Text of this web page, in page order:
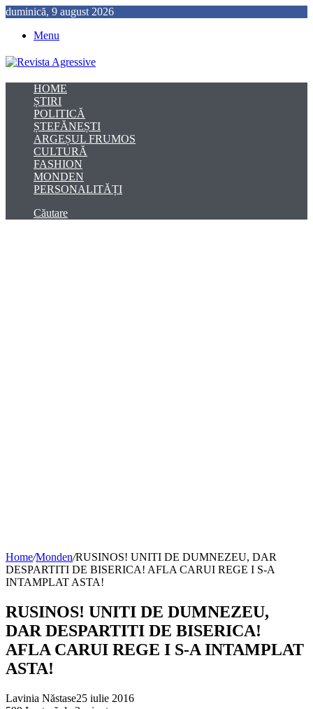
duminică, 9 august 2026
Menu
HOME
ȘTIRI
POLITICĂ
ȘTEFĂNEȘTI
ARGEȘUL FRUMOS
CULTURĂ
FASHION
MONDEN
PERSONALITĂȚI
Căutare
Home/Monden/RUSINOS! UNITI DE DUMNEZEU, DAR
DESPARTITI DE BISERICA! AFLA CARUI REGE I S-A
INTAMPLAT ASTA!
RUSINOS! UNITI DE DUMNEZEU,
DAR DESPARTITI DE BISERICA!
AFLA CARUI REGE I S-A INTAMPLAT
ASTA!
Lavinia Năstase25 iulie 2016